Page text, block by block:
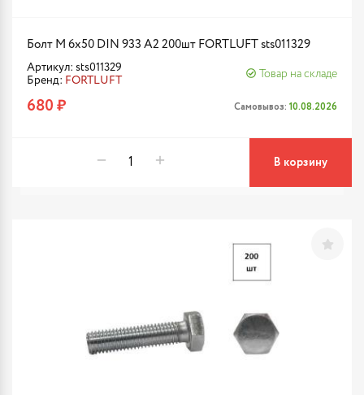
Болт М 6х50 DIN 933 A2 200шт FORTLUFT sts011329
Артикул: sts011329
Бренд: FORTLUFT
Товар на складе
680 ₽ Самовывоз: 10.08.2026
В корзину